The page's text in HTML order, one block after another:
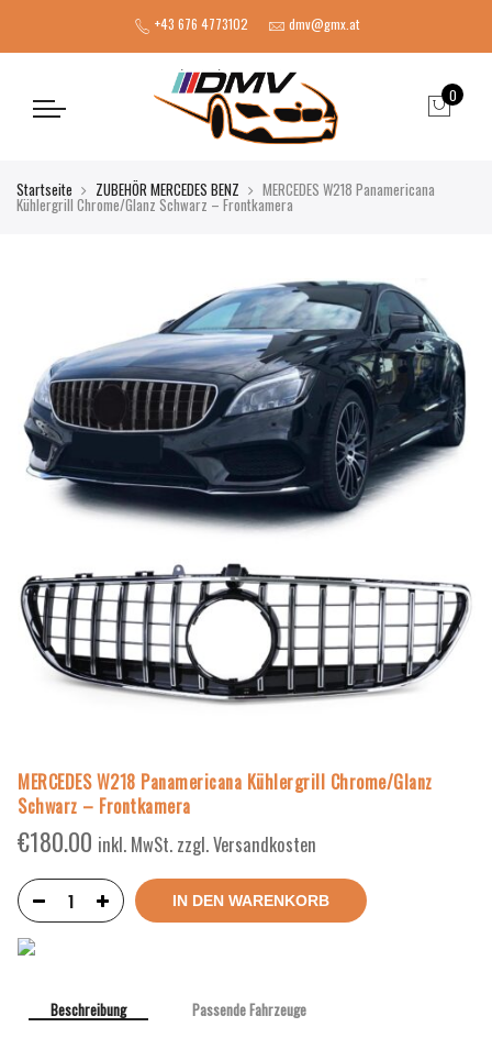
+43 676 4773102 dmv@gmx.at
0
Startseite ZUBEHÖR MERCEDES BENZ MERCEDES W218 Panamericana
Kühlergrill Chrome/Glanz Schwarz – Frontkamera
MERCEDES W218 Panamericana Kühlergrill Chrome/Glanz
Schwarz – Frontkamera
€180.00 inkl. MwSt. zzgl. Versandkosten
IN DEN WARENKORB
Beschreibung
Passende Fahrzeuge